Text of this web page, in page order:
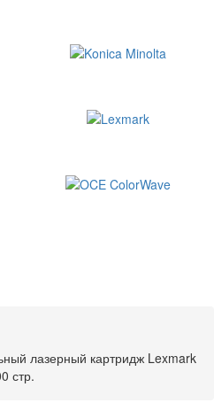
лазерный картридж Lexmark
стр.